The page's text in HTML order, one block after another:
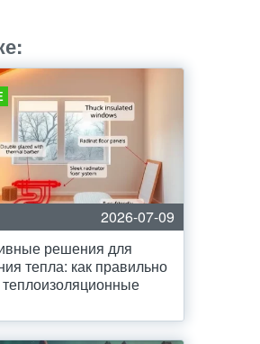
2026-07-09
решения для
тепла: как правильно